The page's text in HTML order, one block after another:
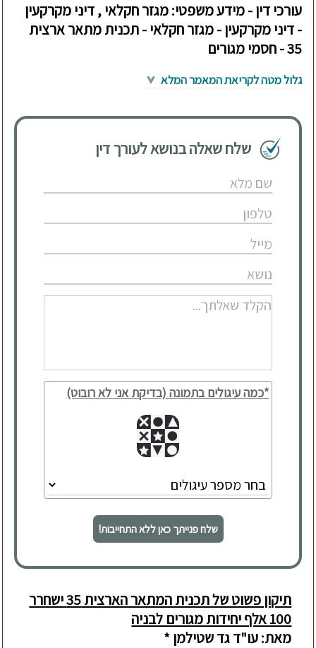
עורכי דין - מידע משפטי: מגזר חקלאי , דיני מקרקעין
- דיני מקרקעין - מגזר חקלאי - תכנית מתאר ארצית
35 - חסמי מגורים
גלול מטה לקריאת המאמר המלא
שלח שאלה בנושא לעורך דין
*כמה עיגולים בתמונה (בדיקת אני לא רובוט)
שלח פנייתך כאן ללא התחייבות!
תיקון פשוט של תכנית המתאר הארצית 35 ישחרר
100 אלף יחידות מגורים לבניה
מאת:עו"ד גד שטילמן *